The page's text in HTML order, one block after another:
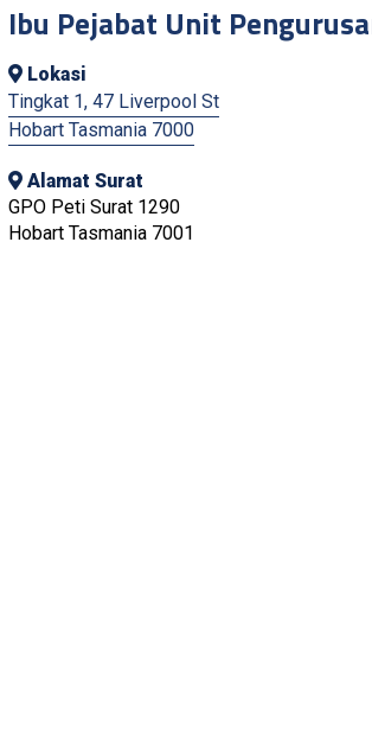
Ibu Pejabat Unit
Lokasi
Tingkat 1, 47 Liverpool St
Hobart Tasmania 7000
Alamat Surat
GPO Peti Surat 1290
Hobart Tasmania 7001